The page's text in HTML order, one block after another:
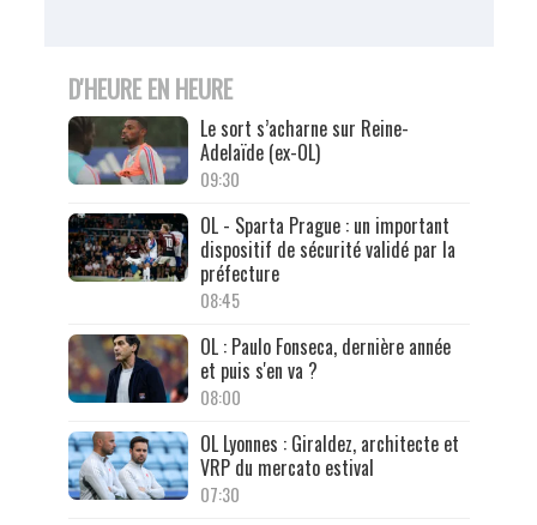
D'HEURE EN HEURE
Le sort s’acharne sur Reine-
Adelaïde (ex-OL)
09:30
OL - Sparta Prague : un important
dispositif de sécurité validé par la
préfecture
08:45
OL : Paulo Fonseca, dernière année
et puis s'en va ?
08:00
OL Lyonnes : Giraldez, architecte et
VRP du mercato estival
07:30